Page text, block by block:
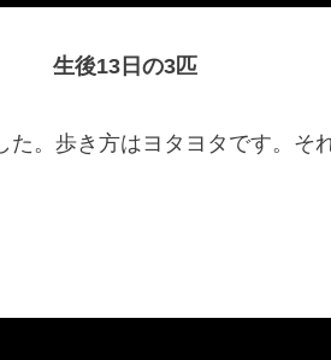
生後13日の3匹
た。歩き方はヨタヨタです。そ